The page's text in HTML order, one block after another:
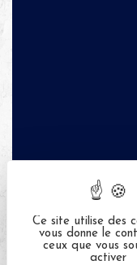
Ce site utilise des
vous donne le
ceux que vous
activer